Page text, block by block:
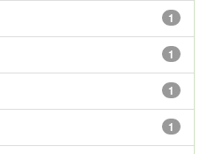
1
1
1
1